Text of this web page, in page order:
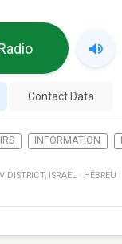
Contact Data
INFORMATION
DISTRICT, ISRAEL · HÉBREU